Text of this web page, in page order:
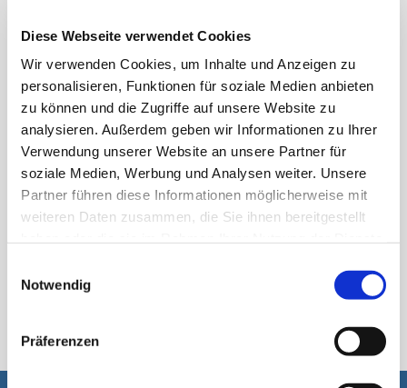
Diese Webseite verwendet Cookies
Wir verwenden Cookies, um Inhalte und Anzeigen zu
personalisieren, Funktionen für soziale Medien anbieten
zu können und die Zugriffe auf unsere Website zu
analysieren. Außerdem geben wir Informationen zu Ihrer
Verwendung unserer Website an unsere Partner für
soziale Medien, Werbung und Analysen weiter. Unsere
Partner führen diese Informationen möglicherweise mit
weiteren Daten zusammen, die Sie ihnen bereitgestellt
Notwendig
Präferenzen
پاؤچ مشین